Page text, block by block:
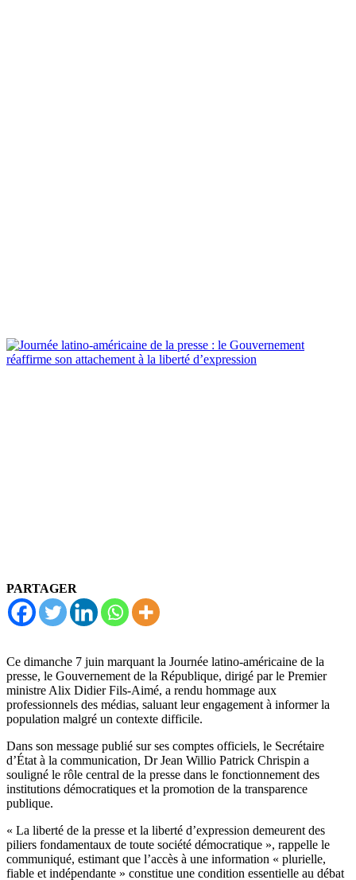
PARTAGER
Ce dimanche 7 juin marquant la Journée latino-américaine de la
presse, le Gouvernement de la République, dirigé par le Premier
ministre Alix Didier Fils-Aimé, a rendu hommage aux
professionnels des médias, saluant leur engagement à informer la
population malgré un contexte difficile.
Dans son message publié sur ses comptes officiels, le Secrétaire
d’État à la communication, Dr Jean Willio Patrick Chrispin a
souligné le rôle central de la presse dans le fonctionnement des
institutions démocratiques et la promotion de la transparence
publique.
« La liberté de la presse et la liberté d’expression demeurent des
piliers fondamentaux de toute société démocratique », rappelle le
communiqué, estimant que l’accès à une information « plurielle,
fiable et indépendante » constitue une condition essentielle au débat